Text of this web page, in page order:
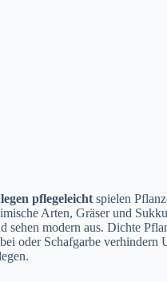
pflegeleichtspielen
Arten, Gräser und
sehen modern aus. Dichte
oder Schafgarbe verhindern